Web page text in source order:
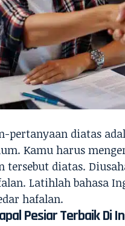
pertanyaan diatas
Kamu harus
tersebut diatas.
Latihlah bahasa
hafalan.
Pesiar Terbaik Di